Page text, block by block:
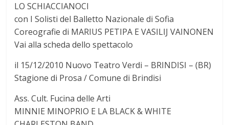
LO SCHIACCIANOCI
con I Solisti del Balletto Nazionale di Sofia
Coreografie di MARIUS PETIPA E VASILIJ VAINONEN
Vai alla scheda dello spettacolo
il 15/12/2010 Nuovo Teatro Verdi – BRINDISI – (BR)
Stagione di Prosa / Comune di Brindisi
Ass. Cult. Fucina delle Arti
MINNIE MINOPRIO E LA BLACK & WHITE